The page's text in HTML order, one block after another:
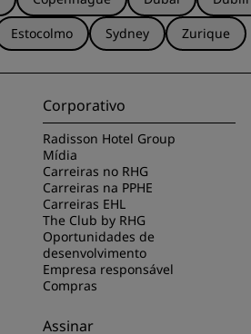
Estocolmo Sydney Zurique
Corporativo
Radisson Hotel Group
Mídia
Carreiras no RHG
Carreiras na PPHE
Carreiras EHL
The Club by RHG
Oportunidades de
desenvolvimento
Empresa responsável
Compras
Assinar